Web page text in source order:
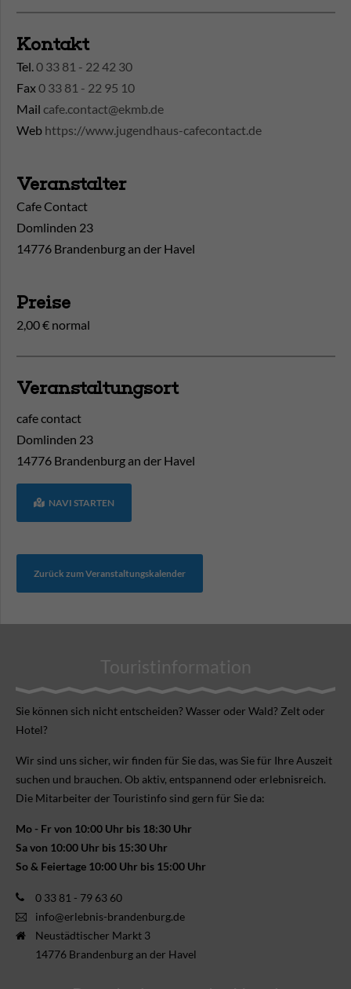
Kontakt
Tel.0 33 81 - 22 42 30
Fax0 33 81 - 22 95 10
Mail cafe.contact@ekmb.de
Web https://www.jugendhaus-cafecontact.de
Veranstalter
Cafe Contact
Domlinden 23
14776 Brandenburg an der Havel
Preise
2,00 € normal
Veranstaltungsort
cafe contact
Domlinden 23
14776 Brandenburg an der Havel
NAVI STARTEN
Zurück zum Veranstaltungskalender
Touristinformation
Sie können sich nicht ent­scheiden? Wasser oder Wald? Zelt oder
Hotel?
Wir sind uns sicher, wir finden für Sie das, was Sie für Ihre Aus­zeit
suchen und brauchen. Ob aktiv, ent­spannend oder erlebnis­reich.
Die Mitarbeiter der Touristinfo sind gern für Sie da:
Mo - Fr von 10:00 Uhr bis 18:30 Uhr
Sa von 10:00 Uhr bis 15:30 Uhr
So & Feiertage 10:00 Uhr bis 15:00 Uhr
0 33 81 - 79 63 60
info@erlebnis-brandenburg.de
Neustädtischer Markt 3
14776 Brandenburg an der Havel